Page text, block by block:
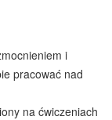
i
pracować nad
na ćwiczeniach